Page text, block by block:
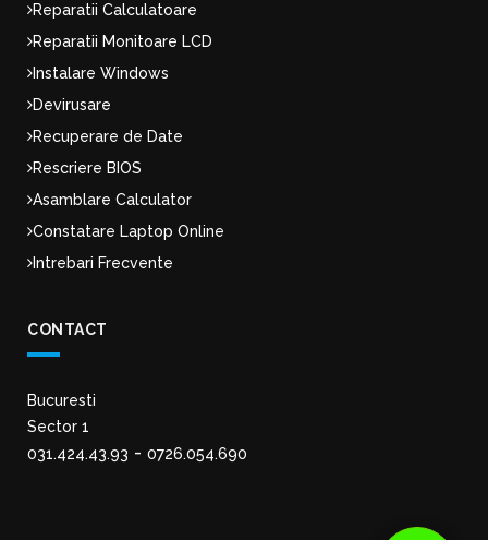
Reparatii Calculatoare
Reparatii Monitoare LCD
Instalare Windows
Devirusare
Recuperare de Date
Rescriere BIOS
Asamblare Calculator
Constatare Laptop Online
Intrebari Frecvente
CONTACT
Bucuresti
Sector 1
031.424.43.93 - 0726.054.690